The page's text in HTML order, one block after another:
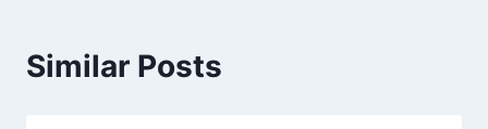
Similar Posts